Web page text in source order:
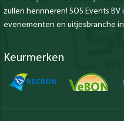
zullen herinneren! SOS Events
evenementen en uitjesbranche
Keurmerken